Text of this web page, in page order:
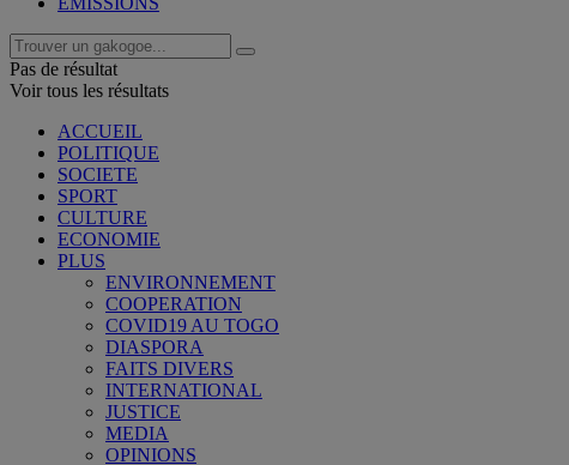
Pas de résultat
Voir tous les résultats
ACCUEIL
POLITIQUE
SOCIETE
SPORT
CULTURE
ECONOMIE
PLUS
ENVIRONNEMENT
COOPERATION
COVID19 AU TOGO
DIASPORA
FAITS DIVERS
INTERNATIONAL
JUSTICE
MEDIA
OPINIONS